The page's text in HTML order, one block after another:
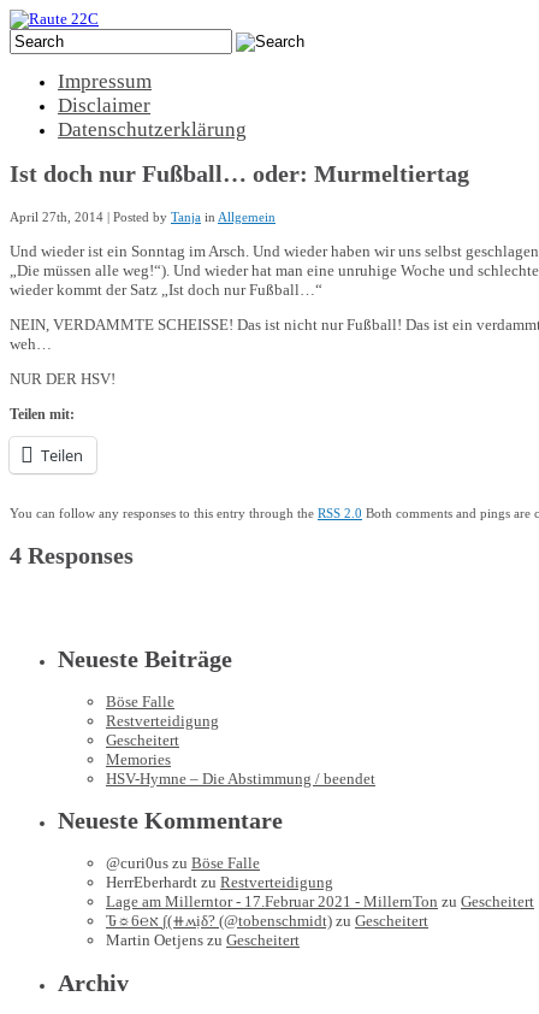
Impressum
Disclaimer
Datenschutzerklärung
Ist doch nur Fußball… oder: Murmeltiertag
April 27th, 2014 | Posted by Tanja in Allgemein
Und wieder ist ein Sonntag im Arsch. Und wieder haben wir uns selbst
„Die müssen alle weg!“). Und wieder hat man eine unruhige Woche und
wieder kommt der Satz „Ist doch nur Fußball…“
NEIN, VERDAMMTE SCHEISSE! Das ist nicht nur Fußball! Das ist ein
weh…
NUR DER HSV!
Teilen mit:
Teilen
You can follow any responses to this entry through the RSS 2.0 Both comments and pings are
4 Responses
Neueste Beiträge
Böse Falle
Restverteidigung
Gescheitert
Memories
HSV-Hymne – Die Abstimmung / beendet
Neueste Kommentare
@curi0us zu Böse Falle
HerrEberhardt zu Restverteidigung
Lage am Millerntor - 17.Februar 2021 - MillernTon zu Gescheitert
Ԏ☼6℮א ∫(⧺ʍịδ? (@tobenschmidt) zu Gescheitert
Martin Oetjens zu Gescheitert
Archiv